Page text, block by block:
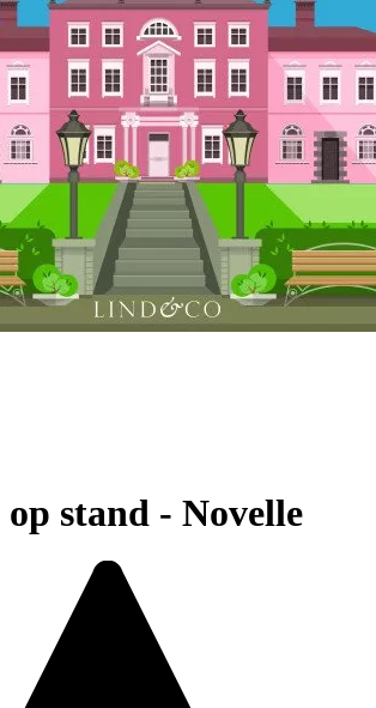
stand - Novelle